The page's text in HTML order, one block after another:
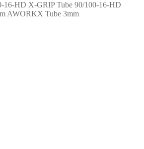
X-GRIP Tube 90/100-16-HD
AWORKX Tube 3mm